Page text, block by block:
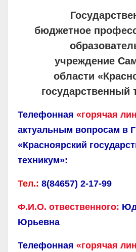
бюджетное
учреждение
области
государственный
Телефонная «горячая
актуальным вопросам в
«Красноярский
техникум»:
Тел.: 8(84657) 2-17-99
Ф.И.О. отвественного:
Юрьевна
Телефонная «горячая